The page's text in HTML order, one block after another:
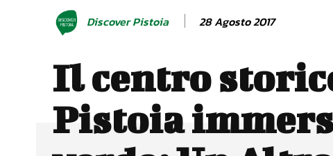
Discover Pistoia 28 Agosto 2017
Il centro
Pistoia